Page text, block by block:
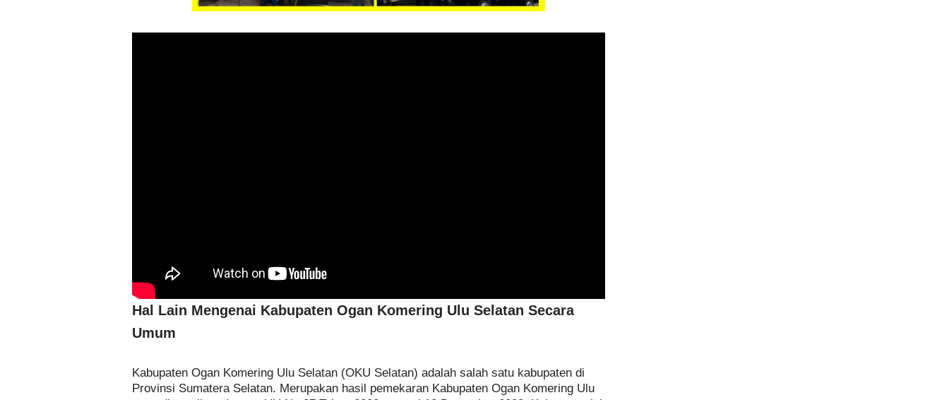
Hal Lain Mengenai Kabupaten Ogan Komering Ulu Selatan Secara
Umum
Kabupaten Ogan Komering Ulu Selatan (OKU Selatan) adalah salah satu kabupaten di
Provinsi Sumatera Selatan. Merupakan hasil pemekaran Kabupaten Ogan Komering Ulu